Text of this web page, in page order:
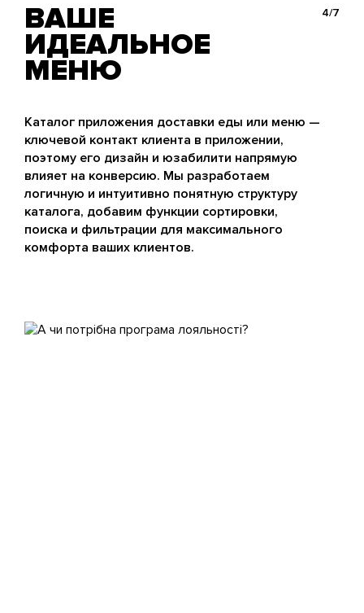
ВАШЕ
ИДЕАЛЬНОЕ
МЕНЮ
4/7
Каталог приложения доставки еды или меню —
ключевой контакт клиента в приложении,
поэтому его дизайн и юзабилити напрямую
влияет на конверсию. Мы разработаем
логичную и интуитивно понятную структуру
каталога, добавим функции сортировки,
поиска и фильтрации для максимального
комфорта ваших клиентов.